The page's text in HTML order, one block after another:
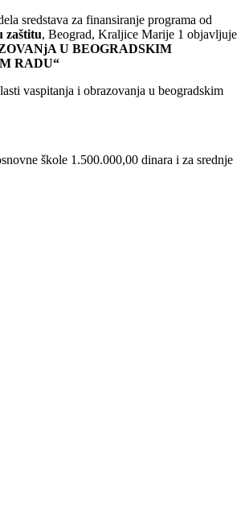
sredstava za finansiranje programa od
zaštitu, Beograd, Kraljice Marije 1 objavljuje
U BEOGRADSKIM
RADU“
vaspitanja i obrazovanja u beogradskim
škole 1.500.000,00 dinara i za srednje